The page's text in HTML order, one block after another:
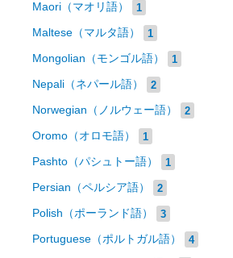
Maori（マオリ語） 1
Maltese（マルタ語） 1
Mongolian（モンゴル語） 1
Nepali（ネパール語） 2
Norwegian（ノルウェー語） 2
Oromo（オロモ語） 1
Pashto（パシュトー語） 1
Persian（ペルシア語） 2
Polish（ポーランド語） 3
Portuguese（ポルトガル語） 4